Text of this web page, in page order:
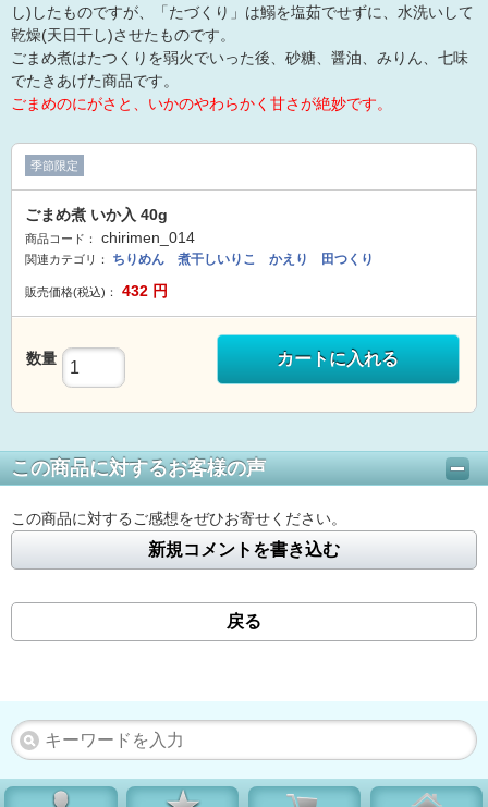
し)したものですが、「たづくり」は鰯を塩茹でせずに、水洗いして
乾燥(天日干し)させたものです。
ごまめ煮はたつくりを弱火でいった後、砂糖、醤油、みりん、七味
でたきあげた商品です。
ごまめのにがさと、いかのやわらかく甘さが絶妙です。
季節限定
ごまめ煮 いか入 40g
商品コード： chirimen_014
関連カテゴリ： ちりめん 煮干しいりこ かえり 田つくり
販売価格(税込)： 432 円
数量 カートに入れる
この商品に対するお客様の声
この商品に対するご感想をぜひお寄せください。
新規コメントを書き込む
戻る